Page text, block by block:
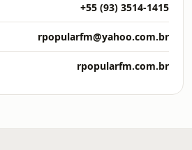
+55 (93) 3514-1415
rpopularfm@yahoo.com.br
rpopularfm.com.br